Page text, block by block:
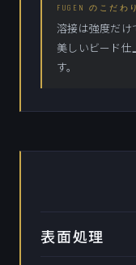
FUGEN のこだわり
溶接は強度だけ
美しいビード仕
す。
表面処理